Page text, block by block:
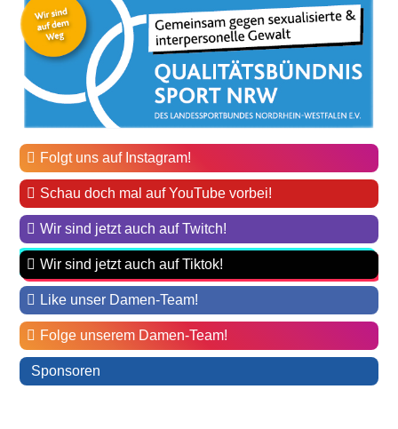
Folgt uns auf Instagram!
Schau doch mal auf YouTube vorbei!
Wir sind jetzt auch auf Twitch!
Wir sind jetzt auch auf Tiktok!
Like unser Damen-Team!
Folge unserem Damen-Team!
Sponsoren